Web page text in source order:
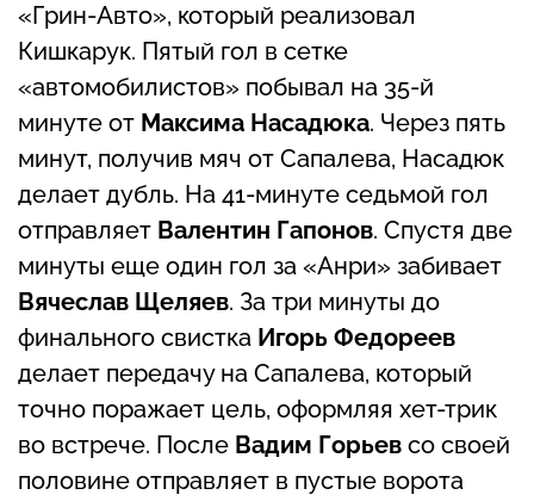
«Грин-Авто», который реализовал
Кишкарук. Пятый гол в сетке
«автомобилистов» побывал на 35-й
минуте от Максима Насадюка. Через пять
минут, получив мяч от Сапалева, Насадюк
делает дубль. На 41-минуте седьмой гол
отправляет Валентин Гапонов. Спустя две
минуты еще один гол за «Анри» забивает
Вячеслав Щеляев. За три минуты до
финального свистка Игорь Федореев
делает передачу на Сапалева, который
точно поражает цель, оформляя хет-трик
во встрече. После Вадим Горьев со своей
половине отправляет в пустые ворота